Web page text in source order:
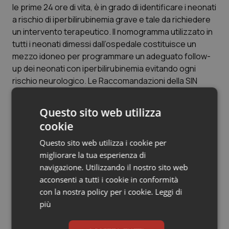
Veneto
Oncoematologia
Oncologia & Nutrizione
Psoriasi & pelle
Quotidiano Cardiologia
Quotidiano Chirurgia
Quotidiano Oncologia
Quotidiano Pediatria
le prime 24 ore di vita, è in grado di identificare i neonati
a rischio di iperbilirubinemia grave e tale da richiedere
un intervento terapeutico. Il nomogramma utilizzato in
tutti i neonati dimessi dall’ospedale costituisce un
mezzo idoneo per programmare un adeguato follow-
up dei neonati con iperbilirubinemia evitando ogni
rischio neurologico. Le Raccomandazioni della SIN
prevedono anche la possibilità di utilizzare un Registro
lo scopo di avere dati oggettivi su cui poter migliorare
la strategia preventiva attuata. Secondo la SIN,
uniformando il comportamento sulla base delle
Raccomandazioni prodotte si potranno evitare i danni
neurologici derivanti dal pericolo “giallo” ai neonati.
Articoli correlati:
Questo sito web utilizza
cookie
Questo sito web utilizza i cookie per
migliorare la tua esperienza di
navigazione. Utilizzando il nostro sito web
acconsenti a tutti i cookie in conformità
con la nostra policy per i cookie. Leggi di
più